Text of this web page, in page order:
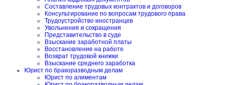
Составление трудовых контрактов и договоров
Консультирование по вопросам трудового права
Трудоустройство иностранцев
Увольнения и сокращения
Представительство в суде
Взыскание заработной платы
Восстановление на работе
Возврат трудовой книжки
Взыскание среднего заработка
Юрист по бракоразводным делам
Юрист по алиментам